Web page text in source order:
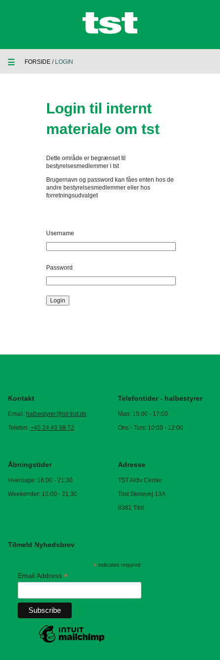
☰ FORSIDE / LOGIN
Login til internt
materiale om tst
Dette område er begrænset til
bestyrelsesmedlemmer i tst
Brugernavn og password kan fåes enten hos de
andre bestyrelsesmedlemmer eller hos
forretningsudvalget
Username
Password
Login
Kontakt
Email: halbestyrer@tst-tilst.dk
Telefon: +45 24 49 98 72
Telefontider - halbestyrer
Man: 15:00 - 17:00
Ons - Tors: 10:00 - 12:00
Åbningstider
Hverdage: 16:00 - 21:30
Weekender: 15:00 - 21:30
Adresse
TST Aktiv Center
Tilst Skolevej 13A
8381 Tilst
Tilmeld Nyhedsbrev
*indicates required
Email Address *